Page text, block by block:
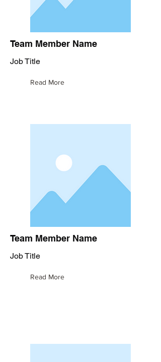
Team Member Name
Job Title
Read More
Team Member Name
Job Title
Read More